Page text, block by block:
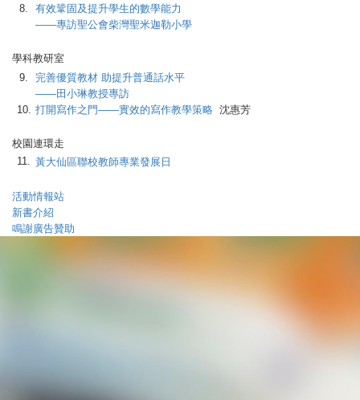
8.
有效鞏固及提升學生的數學能力
——專訪聖公會柴灣聖米迦勒小學
學科教研室
9.
完善優質教材 助提升普通話水平
——田小琳教授專訪
10. 打開寫作之門——實效的寫作教學策略 沈惠芳
校園連環走
11. 黃大仙區聯校教師專業發展日
活動情報站
新書介紹
鳴謝廣告贊助